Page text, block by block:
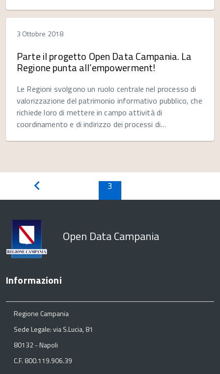
3 Ottobre 2018
Parte il progetto Open Data Campania. La
Regione punta all’empowerment!
Le Regioni svolgono un ruolo centrale nel processo di
valorizzazione del patrimonio informativo pubblico, che
richiede loro di mettere in campo attività di
coordinamento e di indirizzo dei processi di…
3
Open Data Campania
Informazioni
Regione Campania
Sede Legale: via S.Lucia, 81
80132 - Napoli
C.F. 800.119.906.39